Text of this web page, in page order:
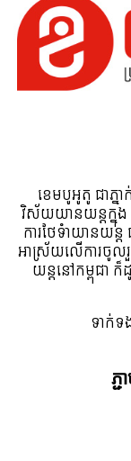
ខេមបូអូតូ ជាភ្
វិស័យយានយន្តក្នុង
ការថែទំាយានយន្ត
អាស្រ័យលើការចូល
យន្តនៅកម្ពុជា ក៏
ទាក់
ភ្